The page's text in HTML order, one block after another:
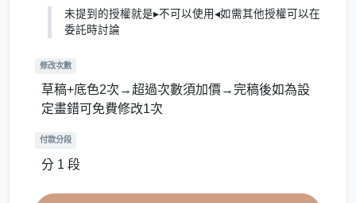
未提到的授權就是▸不可以使用◂如需其他授權可以在
委託時討論
修改次數
草稿+底色2次→超過次數須加價→完稿後如為設
定畫錯可免費修改1次
付款分段
分 1 段